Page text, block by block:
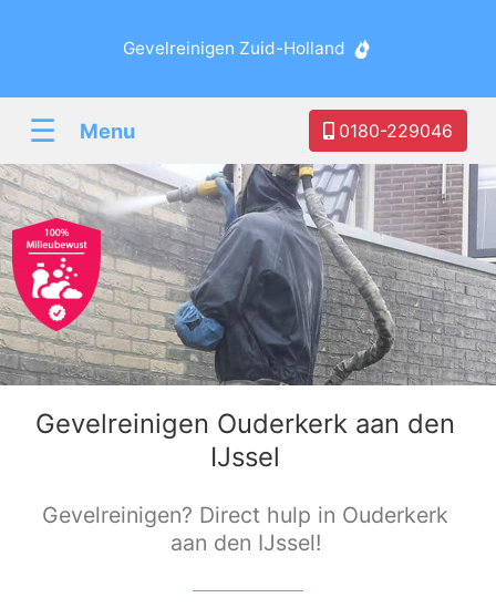
Gevelreinigen Zuid-Holland
☰ Menu 0180-229046
Gevelreinigen Ouderkerk aan den
IJssel
Gevelreinigen? Direct hulp in Ouderkerk
aan den IJssel!